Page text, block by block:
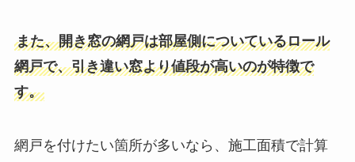
また、開き窓の網戸は部屋側についているロール
網戸で、引き違い窓より値段が高いのが特徴で
す。
網戸を付けたい箇所が多いなら、施工面積で計算